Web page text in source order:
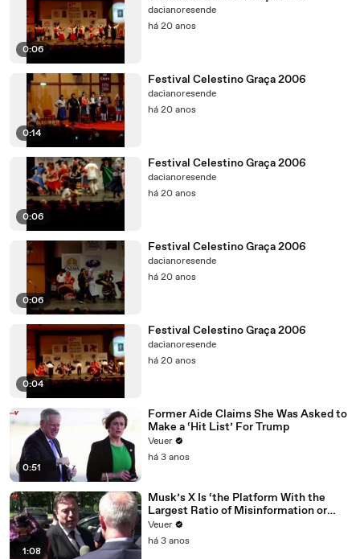
0:06
dacianoresende
há 20 anos
0:14
Festival Celestino Graça 2006
dacianoresende
há 20 anos
0:06
Festival Celestino Graça 2006
dacianoresende
há 20 anos
0:06
Festival Celestino Graça 2006
dacianoresende
há 20 anos
0:04
Festival Celestino Graça 2006
dacianoresende
há 20 anos
0:51
Former Aide Claims She Was Asked to
Make a ‘Hit List’ For Trump
Veuer
há 3 anos
1:08
Musk’s X Is ‘the Platform With the
Largest Ratio of Misinformation or
Disinformation’ Amongst All Social
Media Platforms
Veuer
há 3 anos